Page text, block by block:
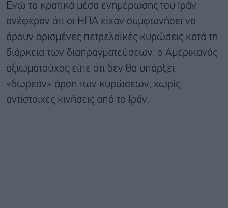
Ενώ τα κρατικά μέσα ενημέρωσης του Ιράν
ανέφεραν ότι οι ΗΠΑ είχαν συμφωνήσει να
άρουν ορισμένες πετρελαϊκές κυρώσεις κατά τη
διάρκεια των διαπραγματεύσεων, ο Αμερικανός
αξιωματούχος είπε ότι δεν θα υπάρξει
«δωρεάν» άρση των κυρώσεων, χωρίς
αντίστοιχες κινήσεις από το Ιράν.